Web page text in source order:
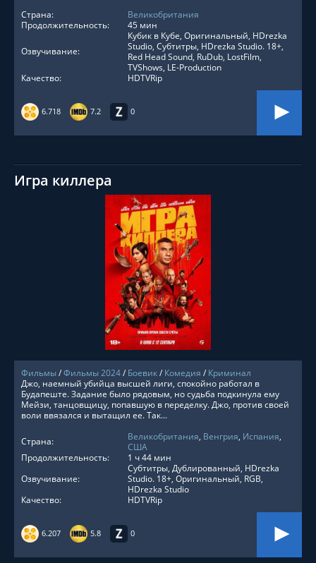
6.718 7.2 0
Страна:
Великобритания
Продолжительность:
45 мин
Озвучивание:
Кубик в Кубе, Оригинальный, HDrezka
Studio, Субтитры, HDrezka Studio. 18+,
Red Head Sound, RuDub, LostFilm,
TVShows, LE-Production
Качество:
HDTVRip
Игра киллера
СМОТРЕТЬ ОНЛАЙН
Фильмы/Фильмы 2024/ Боевик/ Комедия / Криминал
6.207 5.8 0
Джо, наемный убийца высшей лиги, спокойно работал в
Будапеште. Задание было рядовым, но судьба подкинула ему
Мейзи, танцовщицу, попавшую в переделку. Джо, против своей
воли ввязался и вытащил ее. Так...
Страна: Великобритания, Венгрия, Испания,
США
Продолжительность:
1 ч 44 мин
Озвучивание:
Субтитры, Дублированный, HDrezka
Studio. 18+, Оригинальный, RGB,
HDrezka Studio
Качество:
HDTVRip